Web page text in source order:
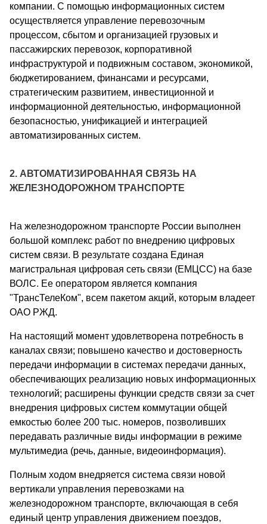
компании. С помощью информационных систем
осуществляется управление перевозочным
процессом, сбытом и организацией грузовых и
пассажирских перевозок, корпоративной
инфраструктурой и подвижным составом, экономикой,
бюджетированием, финансами и ресурсами,
стратегическим развитием, инвестиционной и
информационной деятельностью, информационной
безопасностью, унификацией и интеграцией
автоматизированных систем.
2. АВТОМАТИЗИРОВАННАЯ СВЯЗЬ НА
ЖЕЛЕЗНОДОРОЖНОМ ТРАНСПОРТЕ
На железнодорожном транспорте России выполнен
большой комплекс работ по внедрению цифровых
систем связи. В результате создана Единая
магистральная цифровая сеть связи (ЕМЦСС) на базе
ВОЛС. Ее оператором является компания
"ТрансТелеКом", всем пакетом акций, которым владеет
ОАО РЖД.
На настоящий момент удовлетворена потребность в
каналах связи; повышено качество и достоверность
передачи информации в системах передачи данных,
обеспечивающих реализацию новых информационных
технологий; расширены функции средств связи за счет
внедрения цифровых систем коммутации общей
емкостью более 200 тыс. номеров, позволивших
передавать различные виды информации в режиме
мультимедиа (речь, данные, видеоинформация).
Полным ходом внедряется система связи новой
вертикали управления перевозками на
железнодорожном транспорте, включающая в себя
единый центр управления движением поездов,